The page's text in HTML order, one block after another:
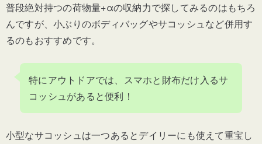
普段絶対持つの荷物量+αの収納力で探してみるのはもちろ
んですが、小ぶりのボディバッグやサコッシュなど併用す
るのもおすすめです。
特にアウトドアでは、スマホと財布だけ入るサ
コッシュがあると便利！
小型なサコッシュは一つあるとデイリーにも使えて重宝し